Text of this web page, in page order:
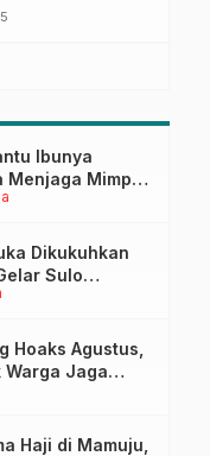
Ibunya
Menjaga Mimpi
Cita-Cita
Dikukuhkan
Sulo
Hoaks Agustus,
Warga Jaga
Haji di Mamuju,